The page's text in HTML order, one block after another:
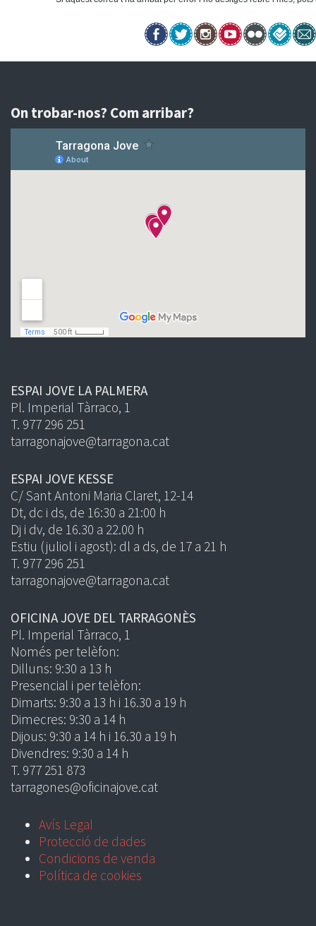
On trobar-nos? Com arribar?
ESPAI JOVE LA PALMERA
Pl. Imperial Tàrraco, 1
T. 977 296 251
tarragonajove@tarragona.cat
ESPAI JOVE KESSE
C/ Sant Antoni Maria Claret, 12-14
Dt, dc i ds, de 16:30 a 21:00 h
Dj i dv, de 16.30 a 22.00 h
Estiu (juliol i agost): dl a ds, de 17 a 21 h
T. 977 296 251
tarragonajove@tarragona.cat
OFICINA JOVE DEL TARRAGONÈS
Pl. Imperial Tàrraco, 1
Només per telèfon:
Dilluns: 9:30 a 13 h
Presencial i per telèfon:
Dimarts: 9:30 a 13 h i 16.30 a 19 h
Dimecres: 9:30 a 14 h
Dijous: 9:30 a 14 h i 16.30 a 19 h
Divendres: 9:30 a 14 h
T. 977 251 873
tarragones@oficinajove.cat
Avís Legal
Protecció de dades
Condicions de venda
Política de cookies